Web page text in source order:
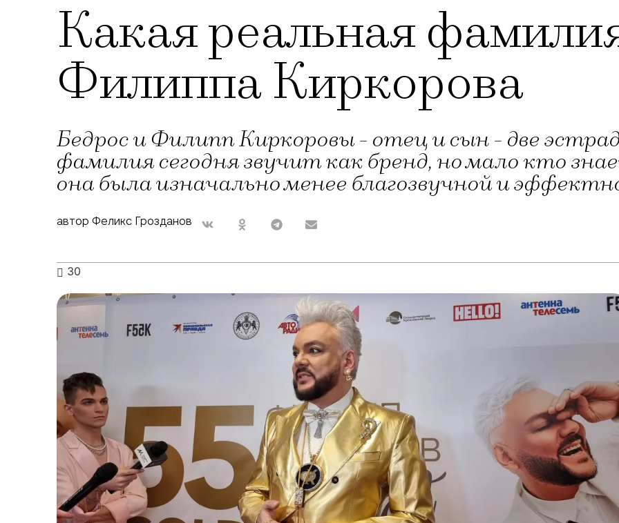
Какая реальная
Филиппа Киркорова
Бедрос и Филипп Киркоровы - отец и сын - две
фамилия сегодня звучит как бренд, но мало кто
она была изначально менее благозвучной и
автор Феликс Грозданов
30